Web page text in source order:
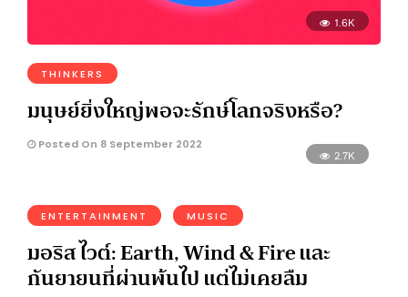
1.6K
THINKERS
มนุษย์ยิ่งใหญ่พอจะรักษ์โลกจริงหรือ?
Posted On 8 September 2022
2.7K
ENTERTAINMENT MUSIC
มอริส ไวต์: Earth, Wind & Fire และ
กันยายนที่ผ่านพ้นไป แต่ไม่เคยลืม